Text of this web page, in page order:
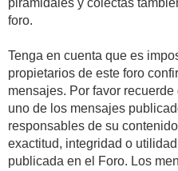
piramidales y colectas
foro.
Tenga en cuenta que es
propietarios de este foro
mensajes. Por favor
uno de los mensajes
responsables de su
exactitud, integridad o
publicada en el Foro. Los